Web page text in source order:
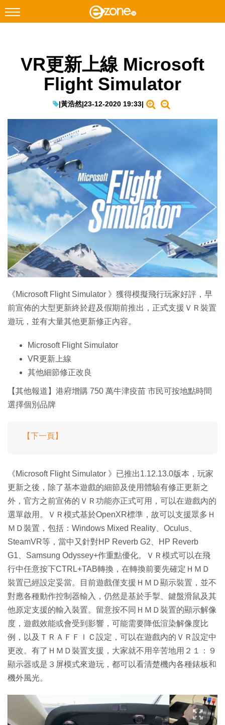
Facebook Instagram
遊戲動漫
教學評測
EduTech
IT Times
生成式AI與雲端應用
Enterprise Digital Transformation
特集
VR更新上線 Microsoft
Flight Simulator
|黃浩然|23-12-2020 19:33|
《Microsoft Flight Simulator 》獲得模擬飛行玩家好評，早
前宣佈的大型更新終於趕及假期前推出，正式支援ＶＲ裝置
遊玩，並有大量其他更新修正內容。
Microsoft Flight Simulator
VR更新上線
其他細節修正改良
【其他報道】港府增購 750 萬牛津疫苗 市民可按地點時間
選擇個別品牌
【下一頁】
《Microsoft Flight Simulator 》已推出1.12.13.0版本，玩家
更新之後，除了基本遊戲的細節及使用體驗有修正更新之
外，官方之前宣佈的ＶＲ功能亦正式可用，可以在遊戲內的
選單啟用。ＶＲ模式基於OpenXR標準，故可以支援眾多Ｈ
ＭＤ裝置，包括：Windows Mixed Reality、Oculus、
SteamVR等，當中又針對HP Reverb G2、HP Reverb
G1、Samsung Odyssey+作重點優化。ＶＲ模式可以在飛
行中任意按下CTRL+TAB轉換，在轉換前要先確定ＨＭＤ
裝置已經設定妥當。目前遊戲僅支援ＨＭＤ顯示裝置，並不
對應各種動作控制器輸入，仍然是基於手掣、鍵盤滑鼠及其
他原定支援的輸入裝置。留意按不同ＨＭＤ裝置的顯示解像
度，遊戲效能或會受到影響，可能需要降低渲染解像度比
例，以及ＴＲＡＦＦＩＣ設定，可以在遊戲內的ＶＲ設定中
更改。有了ＨＭＤ裝置支援，大家就不用辛苦地用２１：９
顯示器或是３屏模式來遊玩，都可以看清楚機內各種錶板和
機外風光。